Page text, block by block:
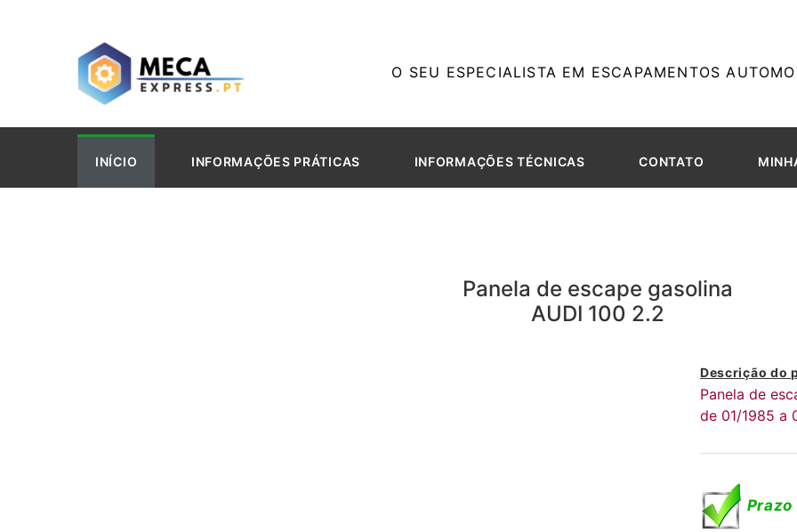
O SEU ESPECIALISTA EM ESCAPAMENTOS
INÍCIO INFORMAÇÕES PRÁTICAS INFORMAÇÕES TÉCNICAS CONTATO
Panela de escape gasolina
AUDI 100 2.2
Descrição do
Panela de
de 01/1985 a